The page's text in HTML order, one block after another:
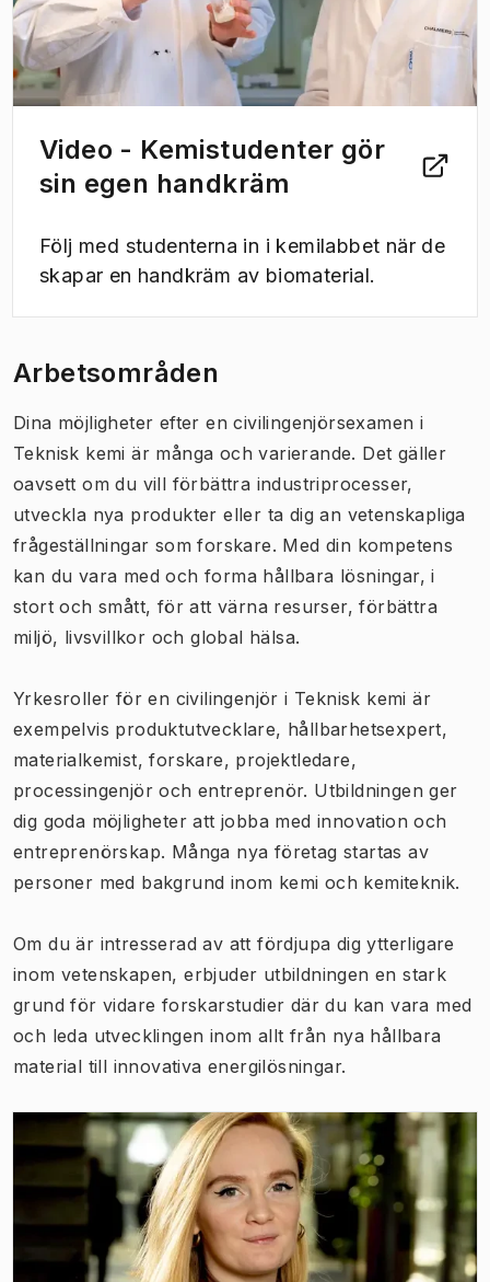
Video - Kemistudenter gör
sin egen handkräm
Följ med studenterna in i kemilabbet när de
skapar en handkräm av biomaterial.
Arbetsområden
Dina möjligheter efter en civilingenjörsexamen i
Teknisk kemi är många och varierande. Det gäller
oavsett om du vill förbättra industriprocesser,
utveckla nya produkter eller ta dig an vetenskapliga
frågeställningar som forskare. Med din kompetens
kan du vara med och forma hållbara lösningar, i
stort och smått, för att värna resurser, förbättra
miljö, livsvillkor och global hälsa.
Yrkesroller för en civilingenjör i Teknisk kemi är
exempelvis produktutvecklare, hållbarhetsexpert,
materialkemist, forskare, projektledare,
processingenjör och entreprenör. Utbildningen ger
dig goda möjligheter att jobba med innovation och
entreprenörskap. Många nya företag startas av
personer med bakgrund inom kemi och kemiteknik.
Om du är intresserad av att fördjupa dig ytterligare
inom vetenskapen, erbjuder utbildningen en stark
grund för vidare forskarstudier där du kan vara med
och leda utvecklingen inom allt från nya hållbara
material till innovativa energilösningar.